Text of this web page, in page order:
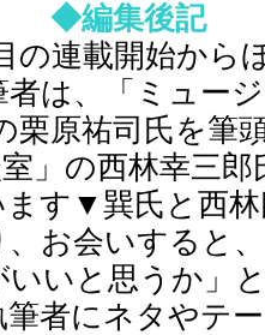
◆編集後記
の連載開始から
者は、「ミュー
栗原祐司氏を筆
」の西林幸三郎
す▼巽氏と西
お会いすると
いと思うか」
者にネタやテ